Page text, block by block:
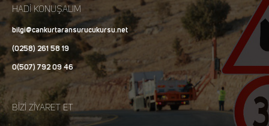
HADİ KONUŞALIM
bilgi@cankurtaransurucukursu.net
(0258) 261 58 19
0(507) 792 09 46
BİZİ ZİYARET ET